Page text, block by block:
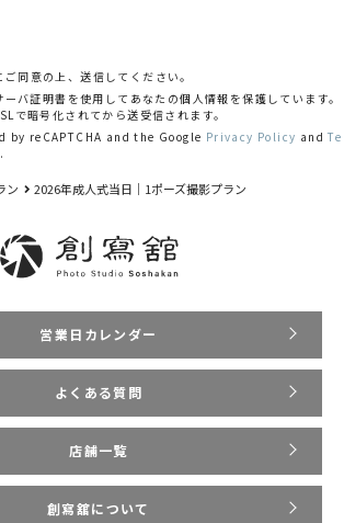
ご同意の上、送信してください。
バ証明書を使用してあなたの個人情報を保護しています。
で暗号化されてから送受信されます。
reCAPTCHA and the Google Privacy Policy andTe
ン 2026年成人式当日｜1ポーズ撮影プラン
営業日カレンダー
よくある質問
店舗一覧
創寫舘について